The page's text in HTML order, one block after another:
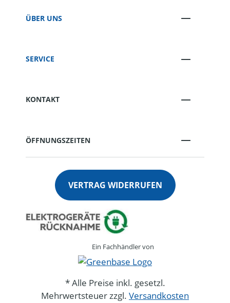
ÜBER UNS
SERVICE
KONTAKT
ÖFFNUNGSZEITEN
VERTRAG WIDERRUFEN
Ein Fachhändler von
* Alle Preise inkl. gesetzl.
Mehrwertsteuer zzgl. Versandkosten